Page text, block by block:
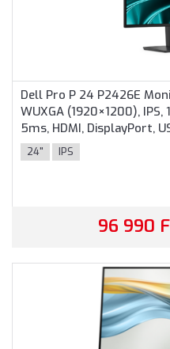
Dell Pro P 24 P2426E
WUXGA (1920×1200), IPS,
5ms, HDMI, DisplayPort,
színben
24" IPS
96 990